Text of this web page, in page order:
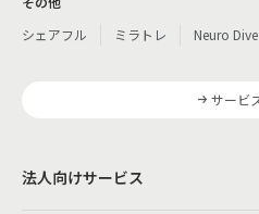
シェアフル
ミラトレ Neuro Dive
サービ
法人向けサービス